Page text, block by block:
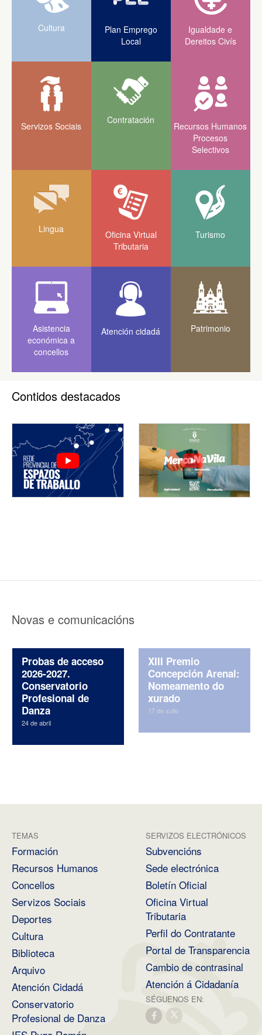
Cultura
Plan Emprego
Local
Igualdade e
Dereitos Civís
Servizos Sociais
Contratación
Recursos Humanos
Procesos
Selectivos
Lingua
Oficina Virtual
Tributaria
Turismo
Asistencia
económica a
concellos
Atención cidadá Patrimonio
Contidos destacados
Novas e comunicacións
Probas de acceso
2026-2027.
Conservatorio
Profesional de
Danza
24 de abril
XIII Premio
Concepción Arenal:
Nomeamento do
xurado
17 de xullo
TEMAS
Formación
Recursos Humanos
Concellos
Servizos Sociais
Deportes
Cultura
Biblioteca
Arquivo
Atención Cidadá
Conservatorio
Profesional de Danza
SERVIZOS ELECTRÓNICOS
Subvencións
Sede electrónica
Boletín Oficial
Oficina Virtual
Tributaria
Perfil do Contratante
Portal de Transparencia
Cambio de contrasinal
Atención á Cidadanía
SÉGUENOS EN: